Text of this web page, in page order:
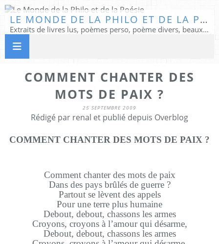
LE MONDE DE LA PHILO ET DE LA POÉSIE
Extraits de livres lus, poèmes perso, poème divers, beaux textes...
COMMENT CHANTER DES
MOTS DE PAIX ?
25 SEPTEMBRE 2009
Rédigé par renal et publié depuis Overblog
COMMENT CHANTER DES MOTS DE PAIX ?
Comment chanter des mots de paix
Dans des pays brûlés de guerre ?
Partout se lèvent des appels
Pour une terre plus humaine
Debout, debout, chassons les armes
Croyons, croyons à l’amour qui désarme,
Debout, debout, chassons les armes